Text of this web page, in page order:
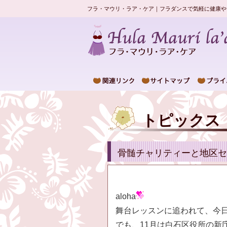
フラ・マウリ・ラア・ケア｜フラダンスで気軽に健
トピックス
骨髄チャリティーと地区
aloha
舞台レッスンに追われて、今
でも、11月は白石区役所の新